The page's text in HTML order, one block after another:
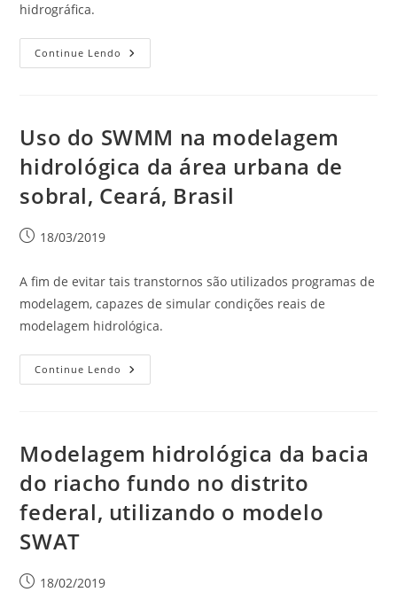
hidrográfica.
Continue Lendo
Uso do SWMM na modelagem
hidrológica da área urbana de
sobral, Ceará, Brasil
18/03/2019
A fim de evitar tais transtornos são utilizados programas de
modelagem, capazes de simular condições reais de
modelagem hidrológica.
Continue Lendo
Modelagem hidrológica da bacia
do riacho fundo no distrito
federal, utilizando o modelo
SWAT
18/02/2019